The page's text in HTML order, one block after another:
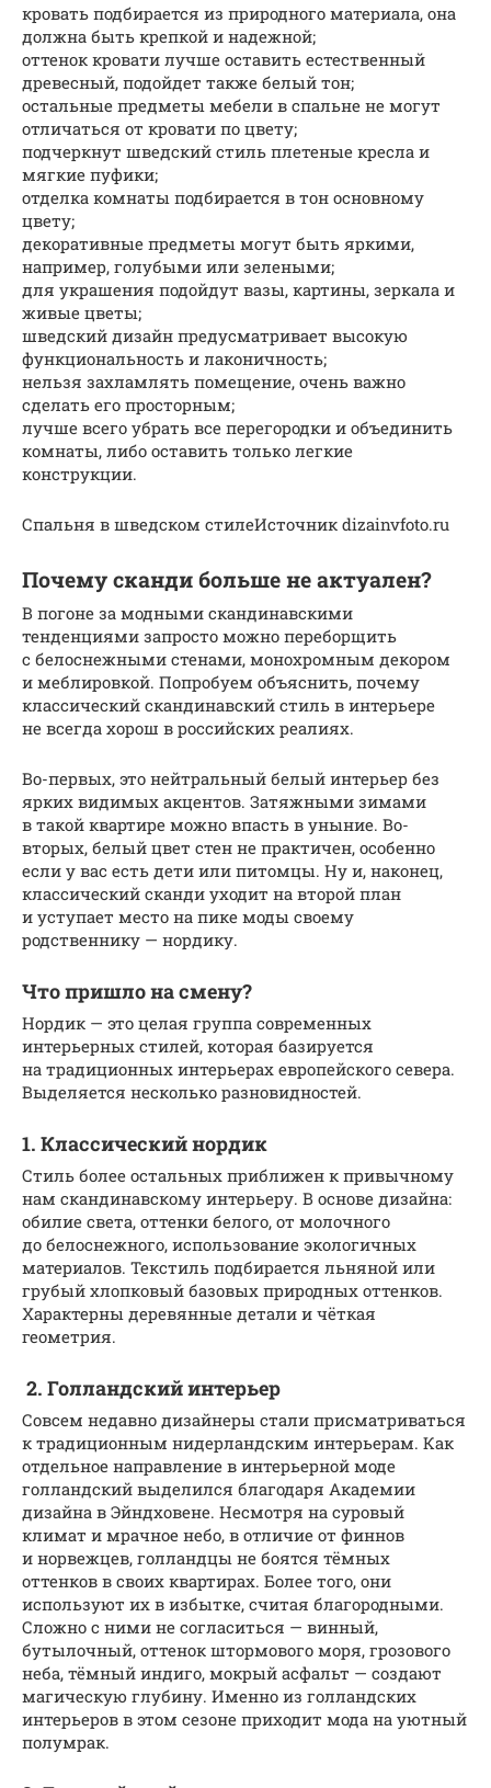
кровать подбирается из природного материала, она
должна быть крепкой и надежной;
оттенок кровати лучше оставить естественный
древесный, подойдет также белый тон;
остальные предметы мебели в спальне не могут
отличаться от кровати по цвету;
подчеркнут шведский стиль плетеные кресла и
мягкие пуфики;
отделка комнаты подбирается в тон основному
цвету;
декоративные предметы могут быть яркими,
например, голубыми или зелеными;
для украшения подойдут вазы, картины, зеркала и
живые цветы;
шведский дизайн предусматривает высокую
функциональность и лаконичность;
нельзя захламлять помещение, очень важно
сделать его просторным;
лучше всего убрать все перегородки и объединить
комнаты, либо оставить только легкие
конструкции.
Спальня в шведском стилеИсточник dizainvfoto.ru
Почему сканди больше не актуален?
В погоне за модными скандинавскими
тенденциями запросто можно переборщить
с белоснежными стенами, монохромным декором
и меблировкой. Попробуем объяснить, почему
классический скандинавский стиль в интерьере
не всегда хорош в российских реалиях.
Во-первых, это нейтральный белый интерьер без
ярких видимых акцентов. Затяжными зимами
в такой квартире можно впасть в уныние. Во-
вторых, белый цвет стен не практичен, особенно
если у вас есть дети или питомцы. Ну и, наконец,
классический сканди уходит на второй план
и уступает место на пике моды своему
родственнику — нордику.
Что пришло на смену?
Нордик — это целая группа современных
интерьерных стилей, которая базируется
на традиционных интерьерах европейского севера.
Выделяется несколько разновидностей.
1. Классический нордик
Стиль более остальных приближен к привычному
нам скандинавскому интерьеру. В основе дизайна:
обилие света, оттенки белого, от молочного
до белоснежного, использование экологичных
материалов. Текстиль подбирается льняной или
грубый хлопковый базовых природных оттенков.
Характерны деревянные детали и чёткая
геометрия.
2. Голландский интерьер
Совсем недавно дизайнеры стали присматриваться
к традиционным нидерландским интерьерам. Как
отдельное направление в интерьерной моде
голландский выделился благодаря Академии
дизайна в Эйндховене. Несмотря на суровый
климат и мрачное небо, в отличие от финнов
и норвежцев, голландцы не боятся тёмных
оттенков в своих квартирах. Более того, они
используют их в избытке, считая благородными.
Сложно с ними не согласиться — винный,
бутылочный, оттенок штормового моря, грозового
неба, тёмный индиго, мокрый асфальт — создают
магическую глубину. Именно из голландских
интерьеров в этом сезоне приходит мода на уютный
полумрак.